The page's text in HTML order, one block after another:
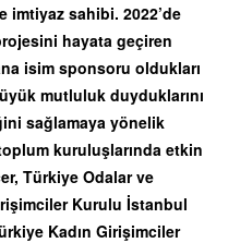
sahibi. 2022’de
hayata geçiren
isim sponsoru oldukları
mutluluk duyduklarını
sağlamaya yönelik
kuruluşlarında etkin
Türkiye Odalar ve
Kurulu İstanbul
Kadın Girişimciler